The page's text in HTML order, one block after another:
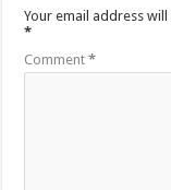
Your email address
*
Comment*